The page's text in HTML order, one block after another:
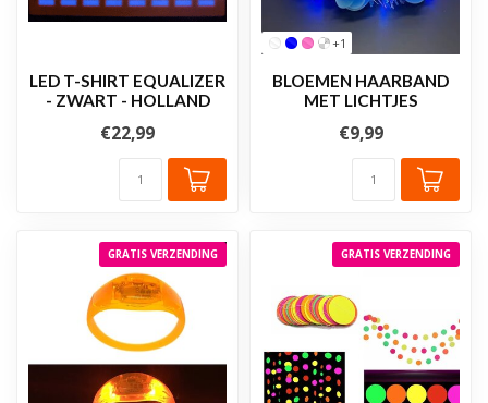
LED T-SHIRT EQUALIZER
- ZWART - HOLLAND
€22,99
+1
BLOEMEN HAARBAND
MET LICHTJES
€9,99
GRATIS VERZENDING GRATIS VERZENDING